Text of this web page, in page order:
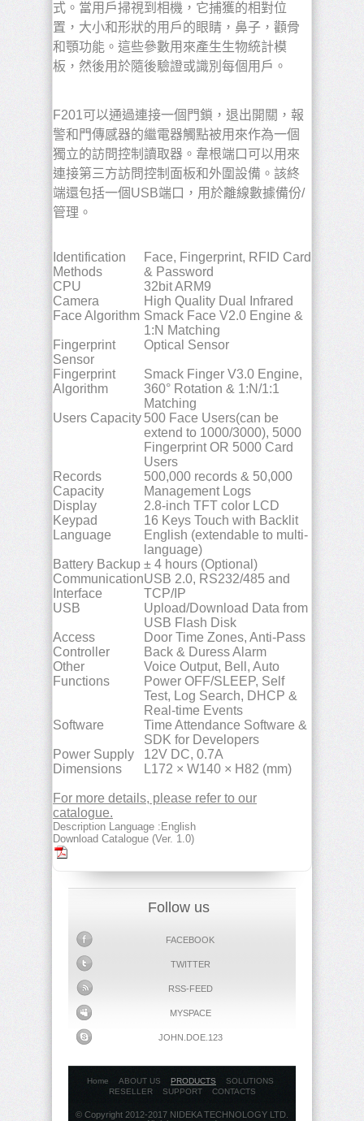
式。 當用戶掃視到相機，它捕獲的相對位
置，大小和形狀的用戶的眼睛，鼻子，顴骨
和顎功能。 這些參數用來產生生物統計模
板，然後用於隨後驗證或識別每個用戶。
F201可以通過連接一個門鎖，退出開關，報
警和門傳感器的繼電器觸點被用來作為一個
獨立的訪問控制讀取器。 韋根端口可以用來
連接第三方訪問控制面板和外圍設備。 該終
端還包括一個USB端口，用於離線數據備份/
管理。
Identification
Methods
Face, Fingerprint, RFID Card
& Password
CPU
32bit ARM9
Camera
High Quality Dual Infrared
Face Algorithm Smack Face V2.0 Engine &
1:N Matching
Fingerprint
Sensor
Optical Sensor
Fingerprint
Algorithm
Smack Finger V3.0 Engine,
360° Rotation & 1:N/1:1
Matching
Users Capacity 500 Face Users(can be
extend to 1000/3000), 5000
Fingerprint OR 5000 Card
Users
Records
Capacity
500,000 records & 50,000
Management Logs
Display
2.8-inch TFT color LCD
Keypad
16 Keys Touch with Backlit
Language
English (extendable to multi-
language)
Battery Backup ± 4 hours (Optional)
Communication
Interface
USB 2.0, RS232/485 and
TCP/IP
USB
Upload/Download Data from
USB Flash Disk
Access
Controller
Door Time Zones, Anti-Pass
Back & Duress Alarm
Other
Functions
Voice Output, Bell, Auto
Power OFF/SLEEP, Self
Test, Log Search, DHCP &
Real-time Events
Software
Time Attendance Software &
SDK for Developers
Power Supply
12V DC, 0.7A
Dimensions
L172 × W140 × H82 (mm)
For more details, please refer to our
catalogue.
Description Language :English
Download Catalogue (Ver. 1.0)
Follow us
FACEBOOK
TWITTER
RSS-FEED
MYSPACE
JOHN.DOE.123
Home ABOUT US PRODUCTS
SOLUTIONS
RESELLER
SUPPORT CONTACTS
© Copyright 2012-2017 NIDEKA TECHNOLOGY LTD.